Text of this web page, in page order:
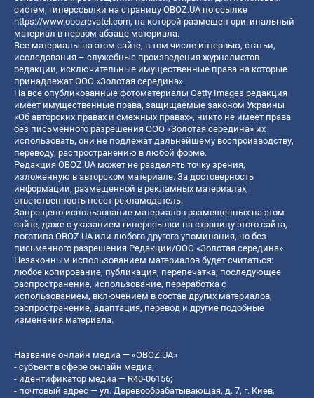
систем, гиперссылки на страницу OBOZ.UA по ссылке
https://www.obozrevatel.com, на которой размещен оригинальный
материал в первом абзаце материала.
Все материалы на этом сайте, в том числе интервью, статьи,
исследования – служебные произведения журналистов
редакции, исключительные имущественные права на которые
принадлежат ООО «Золотая середина».
На все опубликованные фотоматериалы Getty Images редакция
имеет имущественные права, защищаемые законом Украины
«Об авторских правах и смежных правах», никто не имеет права
без письменного разрешения ООО «Золотая середина» их
использовать, они не подлежат дальнейшему воспроизводству,
переводу, распространению в любой форме.
Редакция OBOZ.UA может не разделять точку зрения,
изложенную в авторском материале. За достоверность
информации, размещенной в рекламных материалах,
ответственность несет рекламодатель.
Запрещено использование материалов размещенных на этом
сайте, даже с указанием гиперссылки на страницу этого сайта,
логотипа OBOZ.UA или любого другого упоминания, но без
письменного разрешения Редакции/ООО «Золотая середина»
Незаконным использованием материалов будет считаться:
любое копирование, публикация, перепечатка, последующее
распространение, использование, переработка с
использованием, включением в состав других материалов,
распространение, адаптация, перевод и другие подобные
изменения материала.
Название онлайн медиа — «OBOZ.UA»
- субъект в сфере онлайн медиа;
- идентификатор медиа — R40-06156;
- почтовый адрес — ул. Деревообрабатывающая, д. 7, г. Киев,